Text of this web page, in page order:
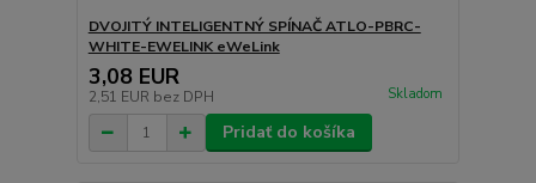
DVOJITÝ INTELIGENTNÝ SPÍNAČ ATLO-PBRC-
WHITE-EWELINK eWeLink
3,08 EUR
2,51 EUR bez DPH Skladom
Pridať do košíka